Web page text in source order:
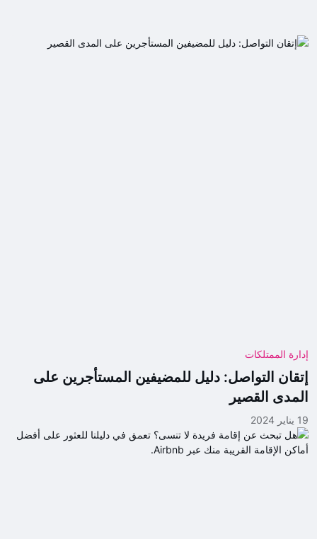
إدارة الممتلكات
إتقان التواصل: دليل للمضيفين المستأجرين على
المدى القصير
19 يناير 2024